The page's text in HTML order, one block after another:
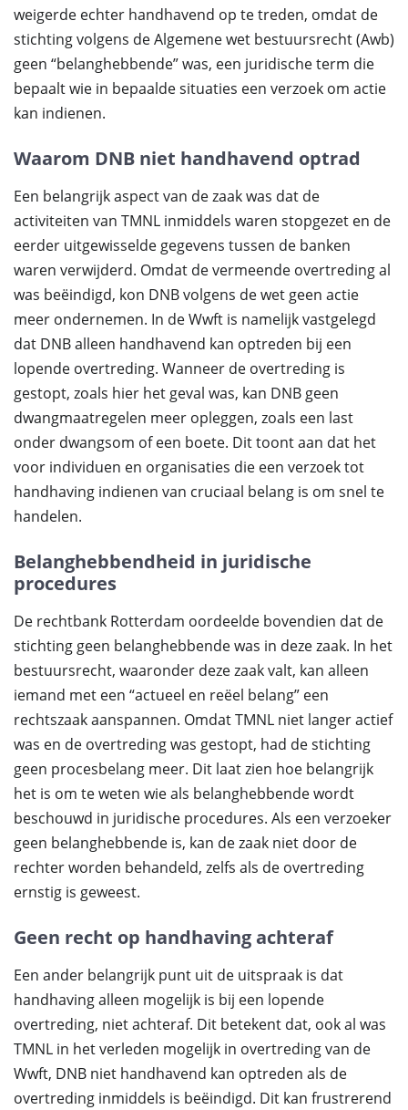
weigerde echter handhavend op te treden, omdat de
stichting volgens de Algemene wet bestuursrecht (Awb)
geen “belanghebbende” was, een juridische term die
bepaalt wie in bepaalde situaties een verzoek om actie
kan indienen.
Waarom DNB niet handhavend optrad
Een belangrijk aspect van de zaak was dat de
activiteiten van TMNL inmiddels waren stopgezet en de
eerder uitgewisselde gegevens tussen de banken
waren verwijderd. Omdat de vermeende overtreding al
was beëindigd, kon DNB volgens de wet geen actie
meer ondernemen. In de Wwft is namelijk vastgelegd
dat DNB alleen handhavend kan optreden bij een
lopende overtreding. Wanneer de overtreding is
gestopt, zoals hier het geval was, kan DNB geen
dwangmaatregelen meer opleggen, zoals een last
onder dwangsom of een boete. Dit toont aan dat het
voor individuen en organisaties die een verzoek tot
handhaving indienen van cruciaal belang is om snel te
handelen.
Belanghebbendheid in juridische
procedures
De rechtbank Rotterdam oordeelde bovendien dat de
stichting geen belanghebbende was in deze zaak. In het
bestuursrecht, waaronder deze zaak valt, kan alleen
iemand met een “actueel en reëel belang” een
rechtszaak aanspannen. Omdat TMNL niet langer actief
was en de overtreding was gestopt, had de stichting
geen procesbelang meer. Dit laat zien hoe belangrijk
het is om te weten wie als belanghebbende wordt
beschouwd in juridische procedures. Als een verzoeker
geen belanghebbende is, kan de zaak niet door de
rechter worden behandeld, zelfs als de overtreding
ernstig is geweest.
Geen recht op handhaving achteraf
Een ander belangrijk punt uit de uitspraak is dat
handhaving alleen mogelijk is bij een lopende
overtreding, niet achteraf. Dit betekent dat, ook al was
TMNL in het verleden mogelijk in overtreding van de
Wwft, DNB niet handhavend kan optreden als de
overtreding inmiddels is beëindigd. Dit kan frustrerend